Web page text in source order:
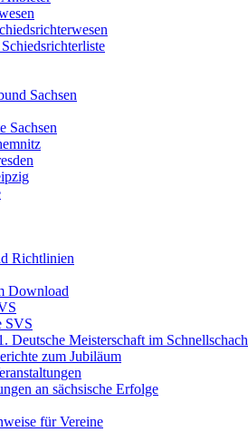
Sachsen
Sachsen
Richtlinien
Download
SVS
Deutsche Meisterschaft im Schnellschach
zum Jubiläum
an sächsische Erfolge
für Vereine